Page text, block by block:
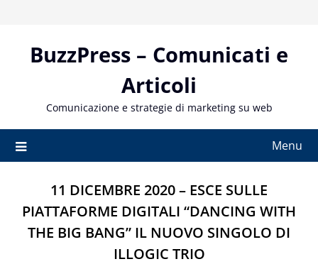
contentBuzzPress – Comunicati e
Articoli
Comunicazione e strategie di marketing su web
Menu
11 DICEMBRE 2020 – ESCE SULLE
PIATTAFORME DIGITALI “DANCING WITH
THE BIG BANG” IL NUOVO SINGOLO DI
ILLOGIC TRIO